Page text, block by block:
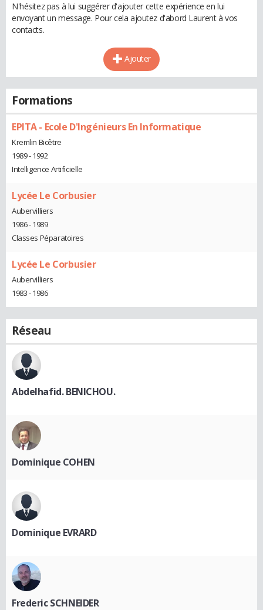
N'hésitez pas à lui suggérer d'ajouter cette expérience en lui
envoyant un message. Pour cela ajoutez d'abord Laurent à vos
contacts.
Ajouter
Formations
EPITA - Ecole D'Ingénieurs En Informatique
Kremlin Bicêtre
1989 - 1992
Intelligence Artificielle
Lycée Le Corbusier
Aubervilliers
1986 - 1989
Classes Péparatoires
Lycée Le Corbusier
Aubervilliers
1983 - 1986
Réseau
Abdelhafid. BENICHOU.
Dominique COHEN
Dominique EVRARD
Frederic SCHNEIDER